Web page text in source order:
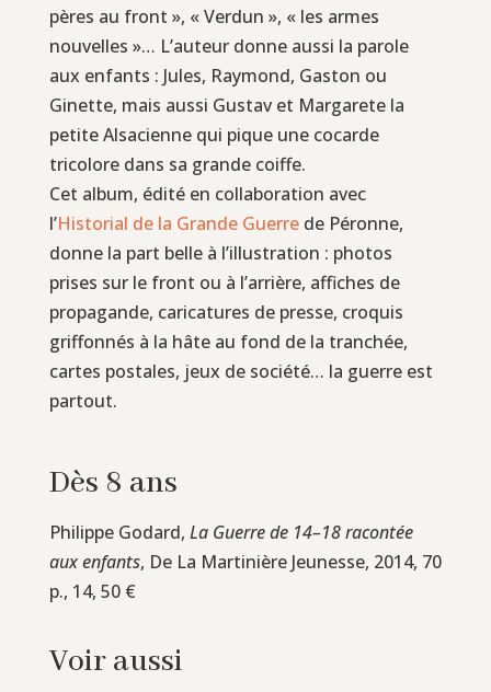
pères au front », « Verdun », « les armes
nouvelles »… L’auteur donne aussi la parole
aux enfants : Jules, Raymond, Gaston ou
Ginette, mais aussi Gustav et Margarete la
petite Alsacienne qui pique une cocarde
tricolore dans sa grande coiffe.
Cet album, édité en collaboration avec
l’Historial de la Grande Guerrede Péronne,
donne la part belle à l’illustration : photos
prises sur le front ou à l’arrière, affiches de
propagande, caricatures de presse, croquis
griffonnés à la hâte au fond de la tranchée,
cartes postales, jeux de société… la guerre est
partout.
Dès 8 ans
Philippe Godard, La Guerre de 14–18 racontée
aux enfants, De La Martinière Jeunesse, 2014, 70
p., 14, 50 €
Voir aussi